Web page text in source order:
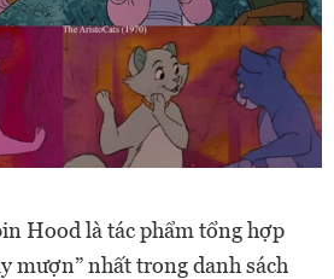
Hood là tác phẩm tổng hợp
mượn” nhất trong danh sách